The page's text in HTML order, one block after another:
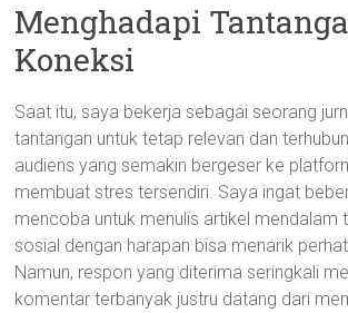
Menghadapi
Koneksi
Saat itu, saya bekerja sebagai seorang
tantangan untuk tetap relevan dan
audiens yang semakin bergeser ke
membuat stres tersendiri. Saya ingat
mencoba untuk menulis artikel mendalam
sosial dengan harapan bisa menarik
Namun, respon yang diterima seringkali
komentar terbanyak justru datang dari